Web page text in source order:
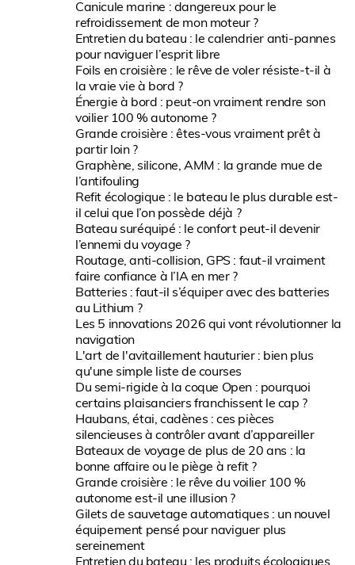
Canicule marine : dangereux pour le
refroidissement de mon moteur ?
Entretien du bateau : le calendrier anti-pannes
pour naviguer l’esprit libre
Foils en croisière : le rêve de voler résiste-t-il à
la vraie vie à bord ?
Énergie à bord : peut-on vraiment rendre son
voilier 100 % autonome ?
Grande croisière : êtes-vous vraiment prêt à
partir loin ?
Graphène, silicone, AMM : la grande mue de
l’antifouling
Refit écologique : le bateau le plus durable est-
il celui que l’on possède déjà ?
Bateau suréquipé : le confort peut-il devenir
l’ennemi du voyage ?
Routage, anti-collision, GPS : faut-il vraiment
faire confiance à l’IA en mer ?
Batteries : faut-il s’équiper avec des batteries
au Lithium ?
Les 5 innovations 2026 qui vont révolutionner la
navigation
L'art de l'avitaillement hauturier : bien plus
qu'une simple liste de courses
Du semi-rigide à la coque Open : pourquoi
certains plaisanciers franchissent le cap ?
Haubans, étai, cadènes : ces pièces
silencieuses à contrôler avant d’appareiller
Bateaux de voyage de plus de 20 ans : la
bonne affaire ou le piège à refit ?
Grande croisière : le rêve du voilier 100 %
autonome est-il une illusion ?
Gilets de sauvetage automatiques : un nouvel
équipement pensé pour naviguer plus
sereinement
Entretien du bateau : les produits écologiques